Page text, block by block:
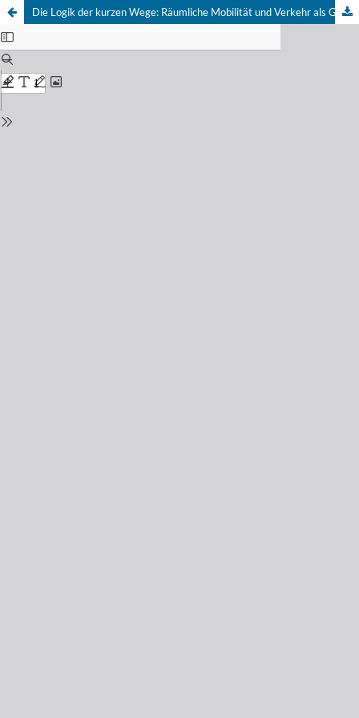
Die Logik der kurzen Wege: Räumliche Mobilität und Verkehr als Gegenstand der Stadtforschung